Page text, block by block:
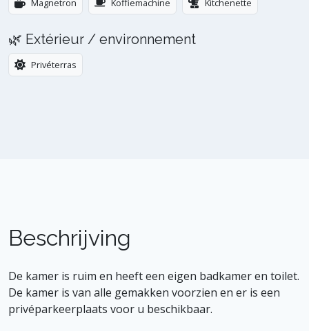
Magnetron Koffiemachine Kitchenette
🌿 Extérieur / environnement
Privéterras
Beschrijving
De kamer is ruim en heeft een eigen badkamer en toilet.
De kamer is van alle gemakken voorzien en er is een
privéparkeerplaats voor u beschikbaar.